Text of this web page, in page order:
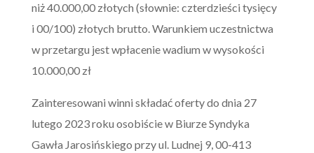
niż 40.000,00 złotych (słownie: czterdzieści tysięcy
i 00/100) złotych brutto. Warunkiem uczestnictwa
w przetargu jest wpłacenie wadium w wysokości
10.000,00 zł
Zainteresowani winni składać oferty do dnia 27
lutego 2023 roku osobiście w Biurze Syndyka
Gawła Jarosińskiego przy ul. Ludnej 9, 00-413